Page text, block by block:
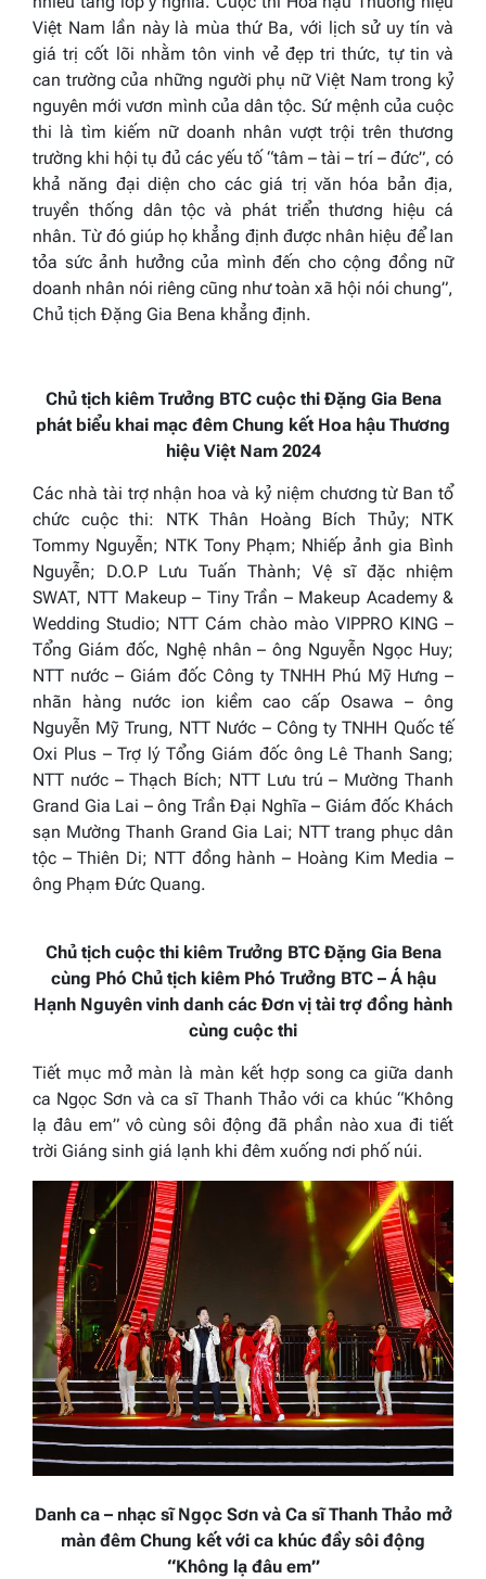
Việt Nam lần này là mùa thứ Ba, với lịch sử uy tín và
giá trị cốt lõi nhằm tôn vinh vẻ đẹp tri thức, tự tin và
can trường của những người phụ nữ Việt Nam trong kỷ
nguyên mới vươn mình của dân tộc. Sứ mệnh của cuộc
thi là tìm kiếm nữ doanh nhân vượt trội trên thương
trường khi hội tụ đủ các yếu tố “tâm – tài – trí – đức”, có
khả năng đại diện cho các giá trị văn hóa bản địa,
truyền thống dân tộc và phát triển thương hiệu cá
nhân. Từ đó giúp họ khẳng định được nhân hiệu để lan
tỏa sức ảnh hưởng của mình đến cho cộng đồng nữ
doanh nhân nói riêng cũng như toàn xã hội nói chung”,
Chủ tịch Đặng Gia Bena khẳng định.
Chủ tịch kiêm Trưởng BTC cuộc thi Đặng Gia Bena
phát biểu khai mạc đêm Chung kết Hoa hậu Thương
hiệu Việt Nam 2024
Các nhà tài trợ nhận hoa và kỷ niệm chương từ Ban tổ
chức cuộc thi: NTK Thân Hoàng Bích Thủy; NTK
Tommy Nguyễn; NTK Tony Phạm; Nhiếp ảnh gia Bình
Nguyễn; D.O.P Lưu Tuấn Thành; Vệ sĩ đặc nhiệm
SWAT, NTT Makeup – Tiny Trần – Makeup Academy &
Wedding Studio; NTT Cám chào mào VIPPRO KING –
Tổng Giám đốc, Nghệ nhân – ông Nguyễn Ngọc Huy;
NTT nước – Giám đốc Công ty TNHH Phú Mỹ Hưng –
nhãn hàng nước ion kiềm cao cấp Osawa – ông
Nguyễn Mỹ Trung, NTT Nước – Công ty TNHH Quốc tế
Oxi Plus – Trợ lý Tổng Giám đốc ông Lê Thanh Sang;
NTT nước – Thạch Bích; NTT Lưu trú – Mường Thanh
Grand Gia Lai – ông Trần Đại Nghĩa – Giám đốc Khách
sạn Mường Thanh Grand Gia Lai; NTT trang phục dân
tộc – Thiên Di; NTT đồng hành – Hoàng Kim Media –
ông Phạm Đức Quang.
Chủ tịch cuộc thi kiêm Trưởng BTC Đặng Gia Bena
cùng Phó Chủ tịch kiêm Phó Trưởng BTC – Á hậu
Hạnh Nguyên vinh danh các Đơn vị tài trợ đồng hành
cùng cuộc thi
Tiết mục mở màn là màn kết hợp song ca giữa danh
ca Ngọc Sơn và ca sĩ Thanh Thảo với ca khúc “Không
lạ đâu em” vô cùng sôi động đã phần nào xua đi tiết
trời Giáng sinh giá lạnh khi đêm xuống nơi phố núi.
Danh ca – nhạc sĩ Ngọc Sơn và Ca sĩ Thanh Thảo mở
màn đêm Chung kết với ca khúc đầy sôi động
“Không lạ đâu em”